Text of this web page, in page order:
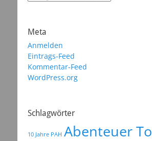
Meta
Anmelden
Eintrags-Feed
Kommentar-Feed
WordPress.org
Schlagwörter
10 Jahre PAH Abenteuer